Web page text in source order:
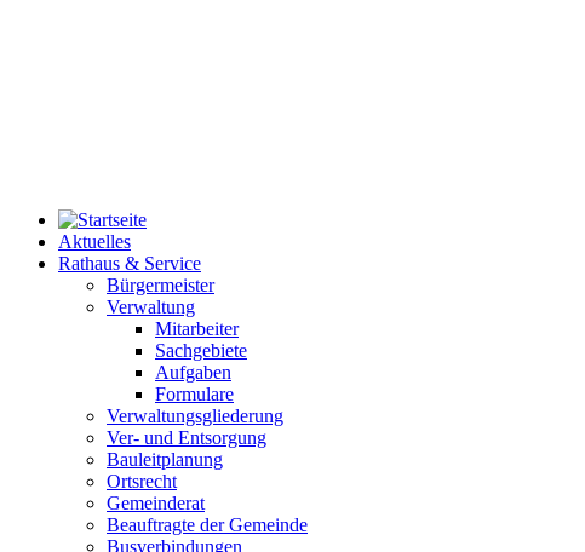
Aktuelles
Rathaus & Service
Bürgermeister
Verwaltung
Mitarbeiter
Sachgebiete
Aufgaben
Formulare
Verwaltungsgliederung
Ver- und Entsorgung
Bauleitplanung
Ortsrecht
Gemeinderat
Beauftragte der Gemeinde
Busverbindungen